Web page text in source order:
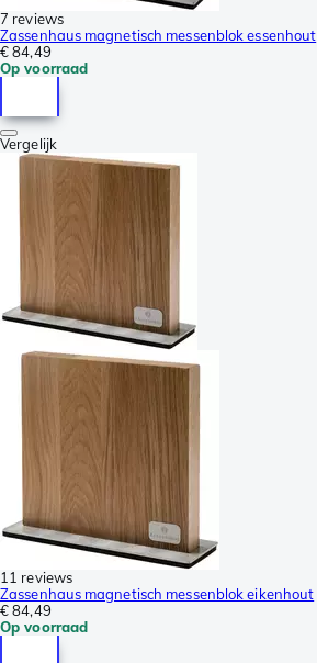
7 reviews
Zassenhaus magnetisch messenblok essenhout
€ 84,49
Op voorraad
Vergelijk
11 reviews
Zassenhaus magnetisch messenblok eikenhout
€ 84,49
Op voorraad